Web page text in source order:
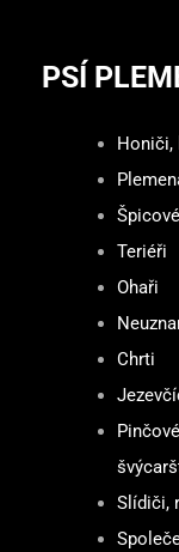
PSÍ
Honiči,
Teriéři
Ohaři
Chrti
Slídiči,